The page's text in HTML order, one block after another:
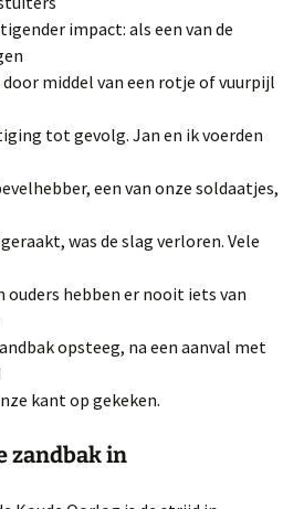
impact: als een van de
middel van een rotje of vuurpijl
tot gevolg. Jan en ik voerden
een van onze soldaatjes,
was de slag verloren. Vele
ouders hebben er nooit iets van
opsteeg, na een aanval met
kant op gekeken.
zandbak in